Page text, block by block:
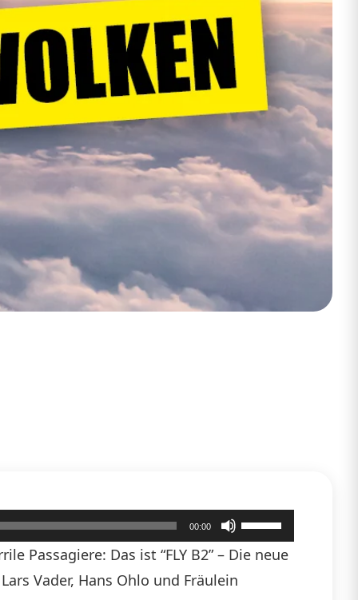
00:00
Pfeiltasten
Hoch/Runter
Passagiere: Das ist “FLY B2” – Die neue
Vader, Hans Ohlo und Fräulein